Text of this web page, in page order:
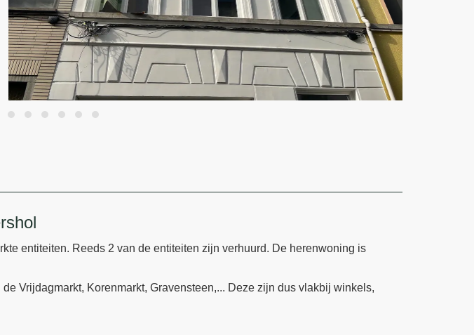
entiteiten. Reeds 2 van de entiteiten zijn verhuurd. De herenwoning is
Vrijdagmarkt, Korenmarkt, Gravensteen,... Deze zijn dus vlakbij winkels,